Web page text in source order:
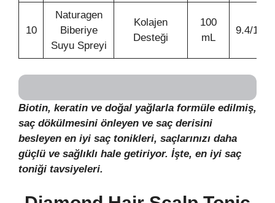
10
Naturagen
Biberiye
Suyu Spreyi
Kolajen
Desteği
100
mL
9.4/10
Biotin, keratin ve doğal yağlarla formüle edilmiş,
saç dökülmesini önleyen ve saç derisini
besleyen en iyi saç tonikleri, saçlarınızı daha
güçlü ve sağlıklı hale getiriyor. İşte, en iyi saç
toniği tavsiyeleri.